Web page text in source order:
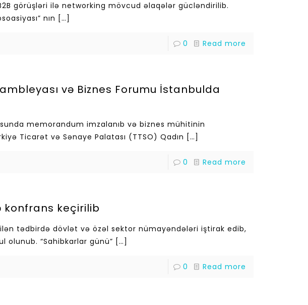
görüşləri ilə networking mövcud əlaqələr gücləndirilib.
nın […]
0 Read more
və Biznes Forumu İstanbulda
memorandum imzalanıb və biznes mühitinin
Ticarət və Sənaye Palatası (TTSO) Qadın […]
0 Read more
konfrans keçirilib
tədbirdə dövlət və özəl sektor nümayəndələri iştirak edib,
olunub. “Sahibkarlar günü” […]
0 Read more